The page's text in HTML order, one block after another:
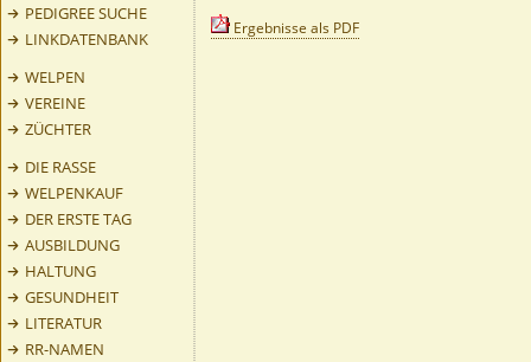
PEDIGREE SUCHE
LINKDATENBANK
WELPEN
VEREINE
ZÜCHTER
DIE RASSE
WELPENKAUF
DER ERSTE TAG
AUSBILDUNG
HALTUNG
GESUNDHEIT
LITERATUR
RR-NAMEN
Ergebnisse als PDF